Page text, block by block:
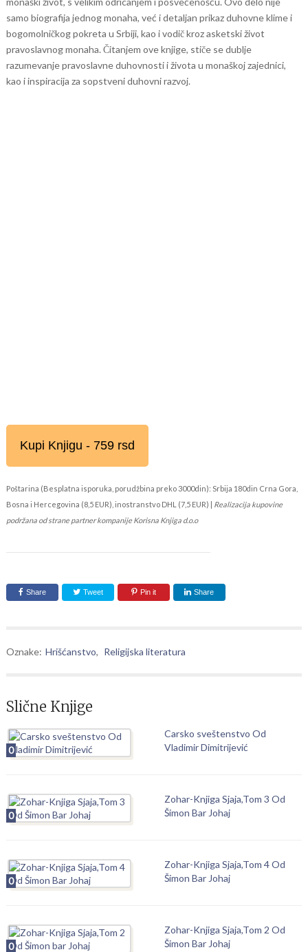
samo biografija jednog monaha, već i detaljan prikaz duhovne klime i
bogomolničkog pokreta u Srbiji, kao i vodič kroz asketski život
pravoslavnog monaha. Čitanjem ove knjige, stiče se dublje
razumevanje pravoslavne duhovnosti i života u monaškoj zajednici,
kao i inspiracija za sopstveni duhovni razvoj.
Kupi Knjigu - 759 rsd
Poštarina (Besplatna isporuka, porudžbina preko 3000din): Srbija 180din Crna Gora,
Bosna i Hercegovina (8,5 EUR), inostranstvo DHL (7,5 EUR) | Realizacija kupovine
podržana od strane partner kompanije Korisna Knjiga d.o.o
Share Tweet Pin it Share
Oznake: Hrišćanstvo, Religijska literatura
Slične Knjige
0
Carsko sveštenstvo Od
Vladimir Dimitrijević
0
Zohar-Knjiga Sjaja,Tom 3 Od
Šimon Bar Johaj
0
Zohar-Knjiga Sjaja,Tom 4 Od
Šimon Bar Johaj
0
Zohar-Knjiga Sjaja,Tom 2 Od
Šimon Bar Johaj